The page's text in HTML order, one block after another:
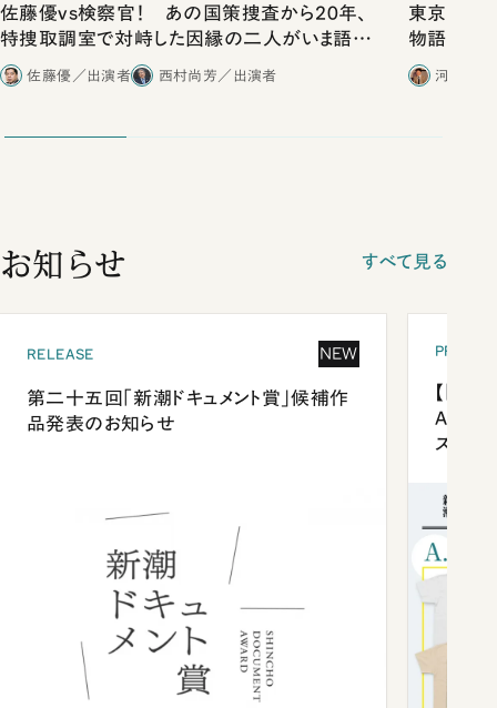
佐藤優vs検察官！ あの国策捜査から20年、
特捜取調室で対峙した因縁の二人がいま語り
合ったこと
佐藤優／出演者 西村尚芳／出演者
東京は都
物語」に
河野有
お知らせ すべて見る
RELEASE NEW
第二十五回「新潮ドキュメント賞」候補作
品発表のお知らせ
【「新
ズプレ